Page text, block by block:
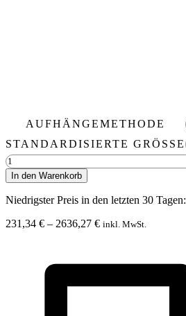
AUFHÄNGEMETHODE
STANDARDISIERTE GRÖSSE
Moosbild
PFLANZEN
Mesia
Menge
In den Warenkorb
Niedrigster Preis in den letzten 30 Tagen:
231,34 € – 2636,27 €Preisspanne:
inkl. MwSt.